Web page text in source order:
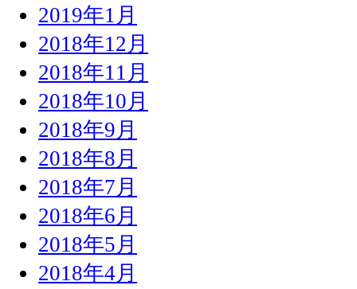
2019年1月
2018年12月
2018年11月
2018年10月
2018年9月
2018年8月
2018年7月
2018年6月
2018年5月
2018年4月